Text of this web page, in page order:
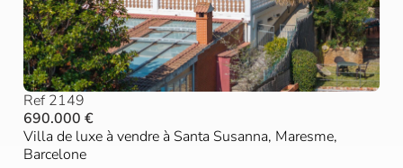
Ref 2149
690.000 €
Villa de luxe à vendre à Santa Susanna, Maresme,
Barcelone